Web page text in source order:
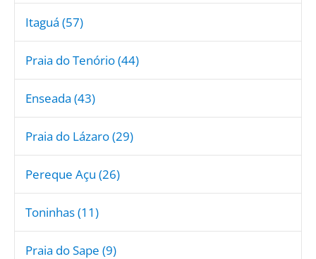
Itaguá (57)
Praia do Tenório (44)
Enseada (43)
Praia do Lázaro (29)
Pereque Açu (26)
Toninhas (11)
Praia do Sape (9)